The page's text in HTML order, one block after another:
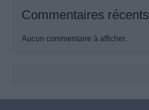
Commentaires récents
Aucun commentaire à afficher.